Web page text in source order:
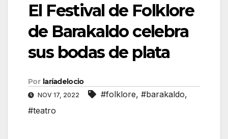
El Festival de Folklore
de Barakaldo celebra
sus bodas de plata
Por laríadelocio
NOV 17, 2022 #folklore, #barakaldo,
#teatro